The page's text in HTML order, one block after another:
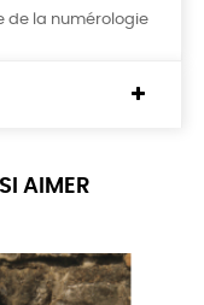
de la numérologie
AIMER